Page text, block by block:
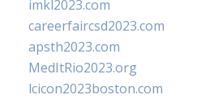
imkl2023.com
careerfaircsd2023.com
apsth2023.com
MedItRio2023.org
lcicon2023boston.com